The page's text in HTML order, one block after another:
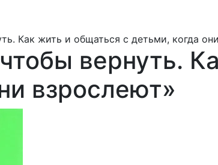
Как жить и общаться с детьми, когда
вернуть.
взрослеют»